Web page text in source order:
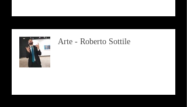
Arte - Roberto Sottile